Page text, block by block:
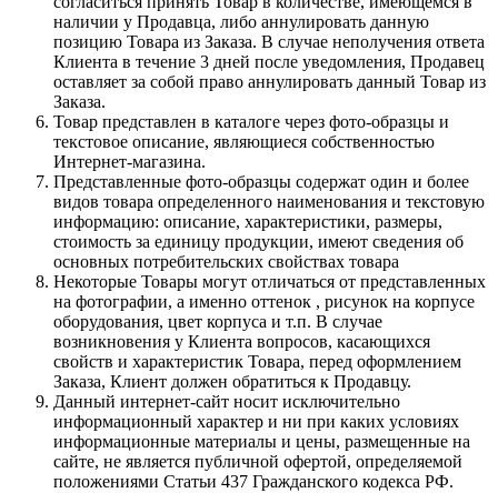
наличии у Продавца, либо аннулировать данную
позицию Товара из Заказа. В случае неполучения ответа
Клиента в течение 3 дней после уведомления, Продавец
оставляет за собой право аннулировать данный Товар из
Заказа.
Товар представлен в каталоге через фото-образцы и
текстовое описание, являющиеся собственностью
Интернет-магазина.
Представленные фото-образцы содержат один и более
видов товара определенного наименования и текстовую
информацию: описание, характеристики, размеры,
стоимость за единицу продукции, имеют сведения об
основных потребительских свойствах товара
Некоторые Товары могут отличаться от представленных
на фотографии, а именно оттенок , рисунок на корпусе
оборудования, цвет корпуса и т.п. В случае
возникновения у Клиента вопросов, касающихся
свойств и характеристик Товара, перед оформлением
Заказа, Клиент должен обратиться к Продавцу.
Данный интернет-сайт носит исключительно
информационный характер и ни при каких условиях
информационные материалы и цены, размещенные на
сайте, не является публичной офертой, определяемой
положениями Статьи 437 Гражданского кодекса РФ.